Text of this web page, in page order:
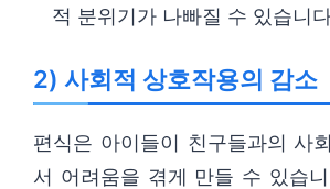
적 분위기가 나빠질 수 있습니
2) 사회적 상호작용의 감소
편식은 아이들이 친구들과의 사
서 어려움을 겪게 만들 수 있습